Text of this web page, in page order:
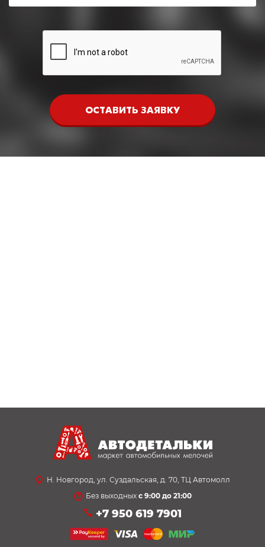
ОСТАВИТЬ ЗАЯВКУ
Н. Новгород, ул. Суздальская, д. 70, ТЦ Автомолл
Без выходных с 9:00 до 21:00
+7 950 619 7901